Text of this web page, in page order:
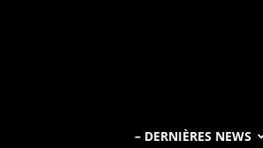
– DERNIÈRES NEWS